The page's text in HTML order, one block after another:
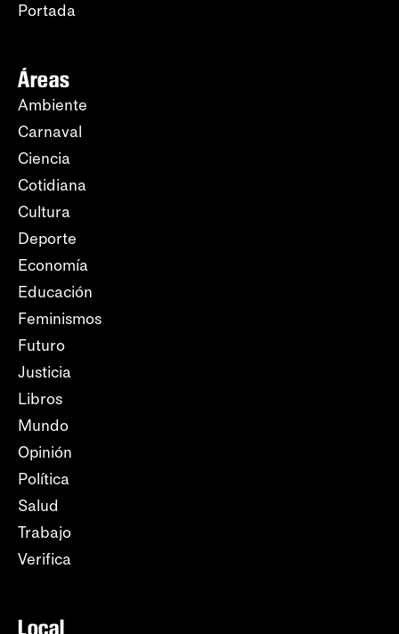
Portada
Áreas
Ambiente
Carnaval
Ciencia
Cotidiana
Cultura
Deporte
Economía
Educación
Feminismos
Futuro
Justicia
Libros
Mundo
Opinión
Política
Salud
Trabajo
Verifica
Local